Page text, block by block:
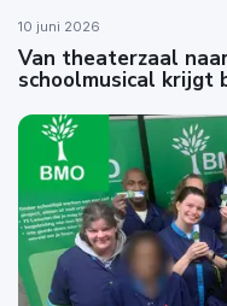
10 juni 2026
Van theaterzaal
schoolmusical krijgt